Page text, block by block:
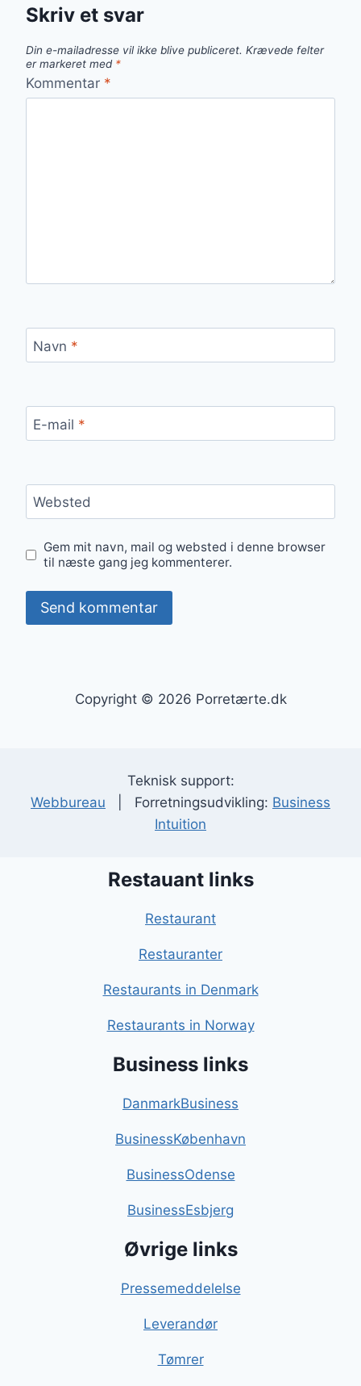
Skriv et svar
Din e-mailadresse vil ikke blive publiceret. Krævede felter
er markeret med *
Kommentar *
Navn *
E-mail *
Websted
Gem mit navn, mail og websted i denne browser
til næste gang jeg kommenterer.
Copyright © 2026 Porretærte.dk
Teknisk support:
Webbureau | Forretningsudvikling: Business
Intuition
Restauant links
Restaurant
Restauranter
Restaurants in Denmark
Restaurants in Norway
Business links
DanmarkBusiness
BusinessKøbenhavn
BusinessOdense
BusinessEsbjerg
Øvrige links
Pressemeddelelse
Leverandør
Tømrer